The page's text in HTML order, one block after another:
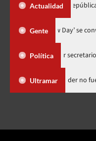
Actualidad
a República Dominicana:
Gente
‘Spider-Man: Brand
Política
escoger secretario general
Ultramar Luis